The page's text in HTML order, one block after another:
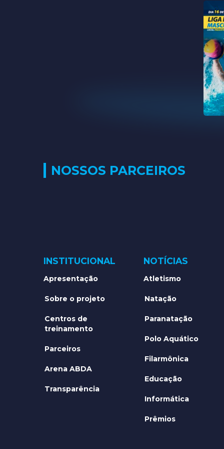
NOSSOS PARCEIROS
INSTITUCIONAL
Apresentação
Sobre o projeto
Centros de
treinamento
Parceiros
Arena ABDA
Transparência
NOTÍCIAS
Atletismo
Natação
Paranatação
Polo Aquático
Filarmônica
Educação
Informática
Prêmios